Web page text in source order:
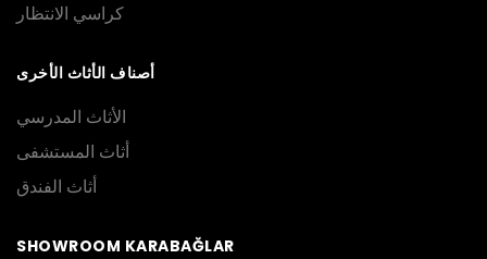
كراسي الانتظار
أصناف الأثاث الأخرى
الأثاث المدرسي
أثاث المستشفى
أثاث الفندق
SHOWROOM KARABAĞLAR